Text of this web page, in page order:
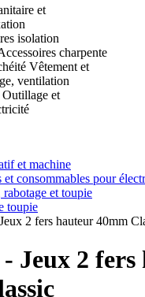
et
isolation
charpente
Vêtement et
ventilation
Outillage et
et machine
et consommables pour
et toupie
toupie
2 fers hauteur 40mm
- Jeux 2